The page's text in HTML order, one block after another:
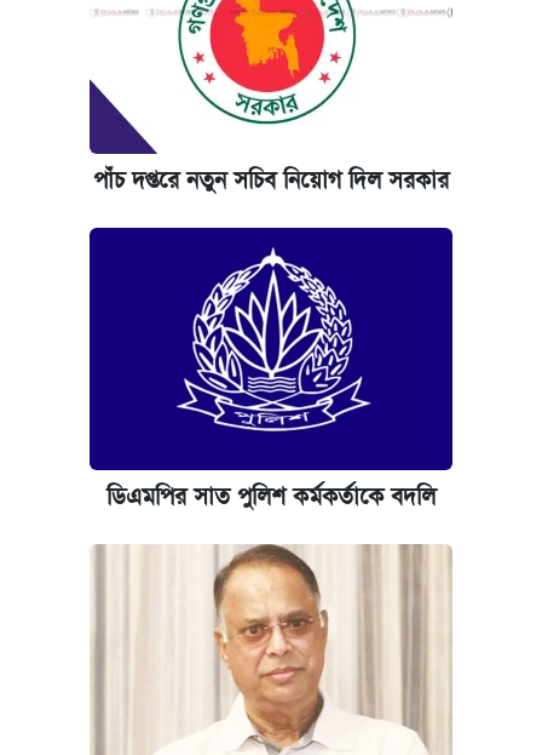
পাঁচ দপ্তরে নতুন সচিব নিয়োগ দিল সরকার
ডিএমপির সাত পুলিশ কর্মকর্তাকে বদলি